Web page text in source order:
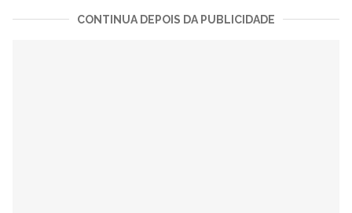
CONTINUA DEPOIS DA PUBLICIDADE